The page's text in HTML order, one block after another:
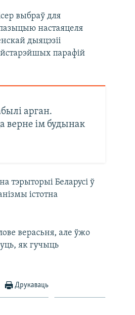
выбраў для
настаяцеля
дыяцэзіі
парафій
арган.
верне ім будынак
тэрыторыі Беларусі ў
істотна
верасьня, але ўжо
як гучыць
Друкаваць